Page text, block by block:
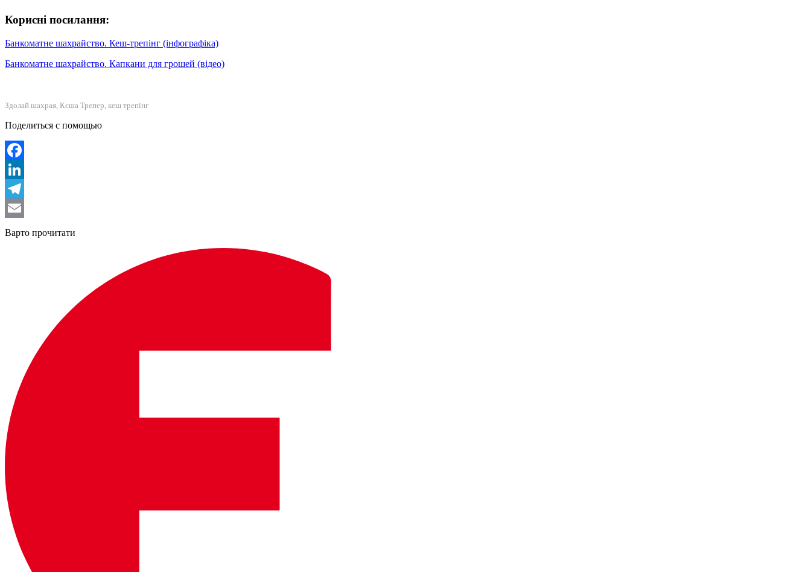
Корисні посилання:
Банкоматне шахрайство. Кеш-трепінг (інфографіка)
Банкоматне шахрайство. Капкани для грошей (відео)
Здолай шахрая, Кєша Трепер, кеш трепінг
Поделиться с помощью
Facebook
LinkedIn
Telegram
Email
Варто прочитати